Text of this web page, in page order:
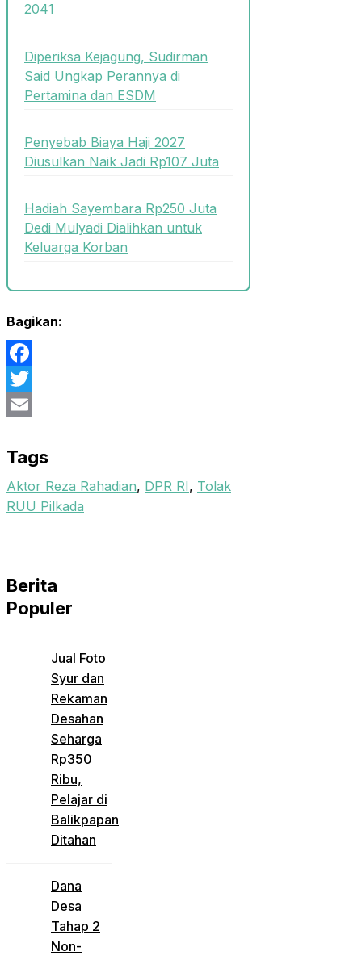
2041
Diperiksa Kejagung, Sudirman
Said Ungkap Perannya di
Pertamina dan ESDM
Penyebab Biaya Haji 2027
Diusulkan Naik Jadi Rp107 Juta
Hadiah Sayembara Rp250 Juta
Dedi Mulyadi Dialihkan untuk
Keluarga Korban
Bagikan:
Facebook
Twitter
Tags
Aktor Reza Rahadian, DPR RI, Tolak
RUU Pilkada
Berita
Populer
Jual Foto
Syur dan
Rekaman
Desahan
Seharga
Rp350
Ribu,
Pelajar di
Balikpapan
Ditahan
Dana
Desa
Tahap 2
Non-